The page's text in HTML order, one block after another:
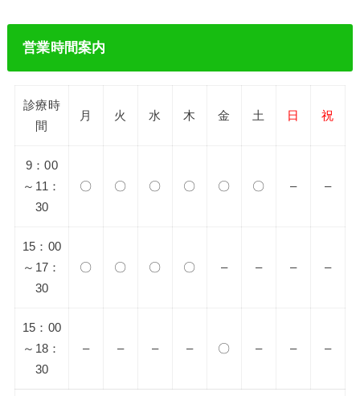
営業時間案内
診療時
間
月 火 水 木 金 土 日 祝
9：00
～11：
30
〇 〇 〇 〇 〇 〇 – –
15：00
～17：
30
〇 〇 〇 〇 – – – –
15：00
～18：
30
– – – – 〇 – – –